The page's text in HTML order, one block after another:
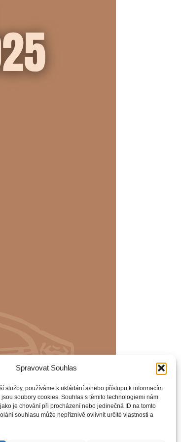
Spravovat Souhlas
služby, používáme k ukládání a/nebo přístupu k informacím
soubory cookies. Souhlas s těmito technologiemi nám
je chování při procházení nebo jedinečná ID na tomto
souhlasu může nepříznivě ovlivnit určité vlastnosti a